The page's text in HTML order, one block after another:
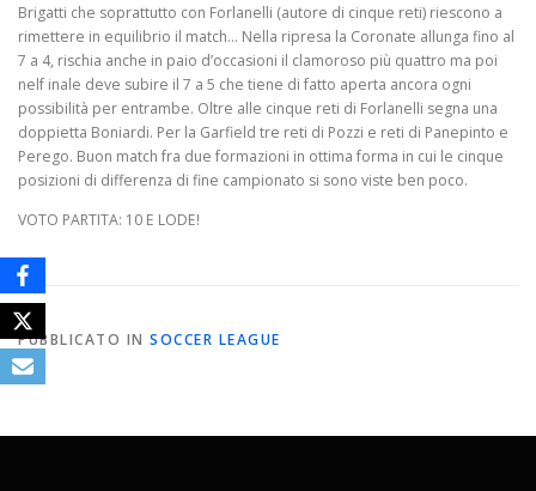
Brigatti che soprattutto con Forlanelli (autore di cinque reti) riescono a
rimettere in equilibrio il match… Nella ripresa la Coronate allunga fino al
7 a 4, rischia anche in paio d’occasioni il clamoroso più quattro ma poi
nelf inale deve subire il 7 a 5 che tiene di fatto aperta ancora ogni
possibilità per entrambe. Oltre alle cinque reti di Forlanelli segna una
doppietta Boniardi. Per la Garfield tre reti di Pozzi e reti di Panepinto e
Perego. Buon match fra due formazioni in ottima forma in cui le cinque
posizioni di differenza di fine campionato si sono viste ben poco.
VOTO PARTITA: 10 E LODE!
PUBBLICATO IN SOCCER LEAGUE